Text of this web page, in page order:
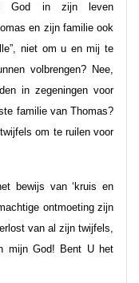
God in zijn leven
en zijn familie ook
niet om u en mij te
volbrengen? Nee,
in zegeningen voor
familie van Thomas?
om te ruilen voor
bewijs van ‘kruis en
ontmoeting zijn
van al zijn twijfels,
mijn God! Bent U het